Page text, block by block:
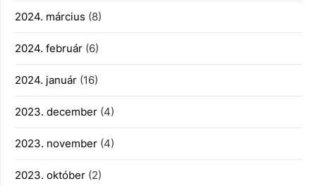
2024. március (8)
2024. február (6)
2024. január (16)
2023. december (4)
2023. november (4)
2023. október (2)